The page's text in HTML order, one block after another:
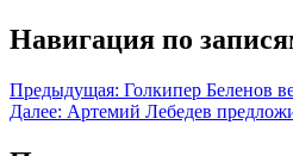
Навигация по
Предыдущая: Голкипер Беленов
Далее: Артемий Лебедев